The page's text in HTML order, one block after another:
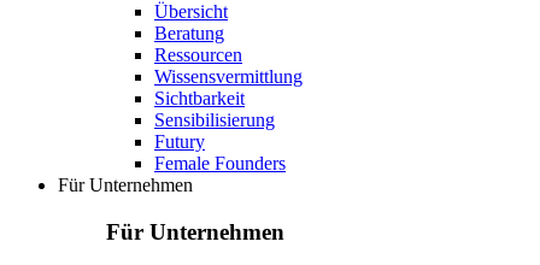
Übersicht
Beratung
Ressourcen
Wissensvermittlung
Sichtbarkeit
Sensibilisierung
Futury
Female Founders
Für Unternehmen
Für Unternehmen